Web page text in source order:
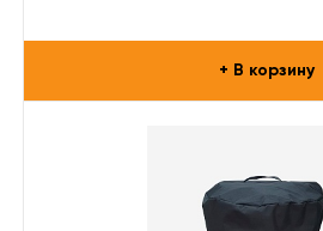
+ В корзину